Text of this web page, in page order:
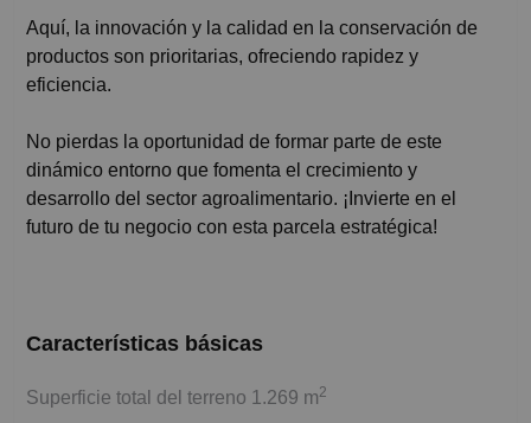
Aquí, la innovación y la calidad en la conservación de
productos son prioritarias, ofreciendo rapidez y
eficiencia.
No pierdas la oportunidad de formar parte de este
dinámico entorno que fomenta el crecimiento y
desarrollo del sector agroalimentario. ¡Invierte en el
futuro de tu negocio con esta parcela estratégica!
Características básicas
Superficie total del terreno 1.269 m2